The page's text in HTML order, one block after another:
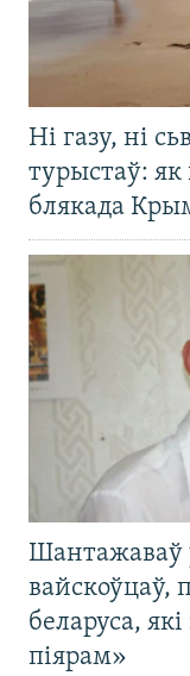
Ні газу, ні
турыстаў: як
блякада
Шантажаваў
вайскоўцаў,
беларуса,
піярам»